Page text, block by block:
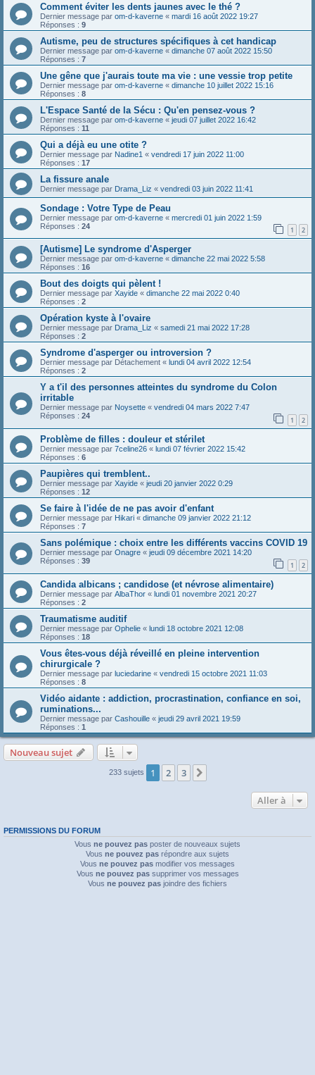
Comment éviter les dents jaunes avec le thé ?
Dernier message par om-d-kaverne « mardi 16 août 2022 19:27
Réponses : 9
Autisme, peu de structures spécifiques à cet handicap
Dernier message par om-d-kaverne « dimanche 07 août 2022 15:50
Réponses : 7
Une gêne que j'aurais toute ma vie : une vessie trop petite
Dernier message par om-d-kaverne « dimanche 10 juillet 2022 15:16
Réponses : 8
L'Espace Santé de la Sécu : Qu'en pensez-vous ?
Dernier message par om-d-kaverne « jeudi 07 juillet 2022 16:42
Réponses : 11
Qui a déjà eu une otite ?
Dernier message par Nadine1 « vendredi 17 juin 2022 11:00
Réponses : 17
La fissure anale
Dernier message par Drama_Liz « vendredi 03 juin 2022 11:41
Sondage : Votre Type de Peau
Dernier message par om-d-kaverne « mercredi 01 juin 2022 1:59
Réponses : 24 1 2
[Autisme] Le syndrome d'Asperger
Dernier message par om-d-kaverne « dimanche 22 mai 2022 5:58
Réponses : 16
Bout des doigts qui pèlent !
Dernier message par Xayide « dimanche 22 mai 2022 0:40
Réponses : 2
Opération kyste à l'ovaire
Dernier message par Drama_Liz « samedi 21 mai 2022 17:28
Réponses : 2
Syndrome d'asperger ou introversion ?
Dernier message par Détachement « lundi 04 avril 2022 12:54
Réponses : 2
Y a t'il des personnes atteintes du syndrome du Colon
irritable
Dernier message par Noysette « vendredi 04 mars 2022 7:47
Réponses : 24 1 2
Problème de filles : douleur et stérilet
Dernier message par 7celine26 « lundi 07 février 2022 15:42
Réponses : 6
Paupières qui tremblent..
Dernier message par Xayide « jeudi 20 janvier 2022 0:29
Réponses : 12
Se faire à l'idée de ne pas avoir d'enfant
Dernier message par Hikari « dimanche 09 janvier 2022 21:12
Réponses : 7
Sans polémique : choix entre les différents vaccins COVID 19
Dernier message par Onagre « jeudi 09 décembre 2021 14:20
Réponses : 39 1 2
Candida albicans ; candidose (et névrose alimentaire)
Dernier message par AlbaThor « lundi 01 novembre 2021 20:27
Réponses : 2
Traumatisme auditif
Dernier message par Ophelie « lundi 18 octobre 2021 12:08
Réponses : 18
Vous êtes-vous déjà réveillé en pleine intervention
chirurgicale ?
Dernier message par luciedarine « vendredi 15 octobre 2021 11:03
Réponses : 8
Vidéo aidante : addiction, procrastination, confiance en soi,
ruminations...
Dernier message par Cashouille « jeudi 29 avril 2021 19:59
Réponses : 1
Nouveau sujet
233 sujets 1 2 3
Aller à
PERMISSIONS DU FORUM
Vous ne pouvez pas poster de nouveaux sujets
Vous ne pouvez pas répondre aux sujets
Vous ne pouvez pas modifier vos messages
Vous ne pouvez passupprimer vos messages
Vous ne pouvez pas joindre des fichiers